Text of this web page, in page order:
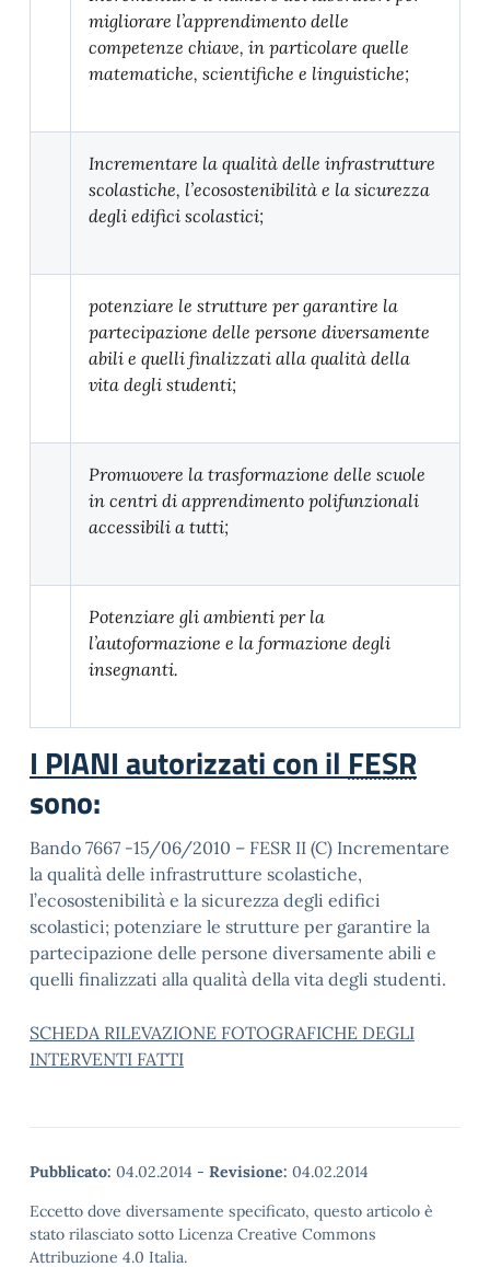
migliorare l’apprendimento delle
competenze chiave, in particolare quelle
matematiche, scientifiche e linguistiche;
Incrementare la qualità delle infrastrutture
scolastiche, l’ecosostenibilità e la sicurezza
degli edifici scolastici;
potenziare le strutture per garantire la
partecipazione delle persone diversamente
abili e quelli finalizzati alla qualità della
vita degli studenti;
Promuovere la trasformazione delle scuole
in centri di apprendimento polifunzionali
accessibili a tutti;
Potenziare gli ambienti per la
l’autoformazione e la formazione degli
insegnanti.
I PIANI autorizzati con il FESR
sono:
Bando 7667 -15/06/2010 – FESR II (C) Incrementare
la qualità delle infrastruttu­re scolastiche,
l’ecosostenibilità e la sicurezza degli edifici
scolastici; potenziare le strutture per garantire la
partecipazione delle persone diversamente abili e
quelli finalizzati alla qualità della vita degli studenti.
SCHEDA RILEVAZIONE FOTOGRAFICHE DEGLI
INTERVENTI FATTI
Pubblicato: 04.02.2014 - Revisione: 04.02.2014
Eccetto dove diversamente specificato, questo articolo è
stato rilasciato sotto Licenza Creative Commons
Attribuzione 4.0 Italia.